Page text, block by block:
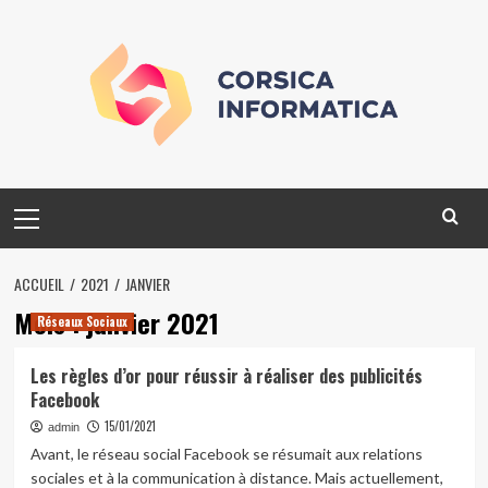
Menu
ACCUEIL 2021 JANVIER
Mois :janvier 2021
Réseaux Sociaux
Les règles d’or pour réussir à réaliser des publicités
Facebook
admin 15/01/2021
Avant, le réseau social Facebook se résumait aux relations
sociales et à la communication à distance. Mais actuellement,